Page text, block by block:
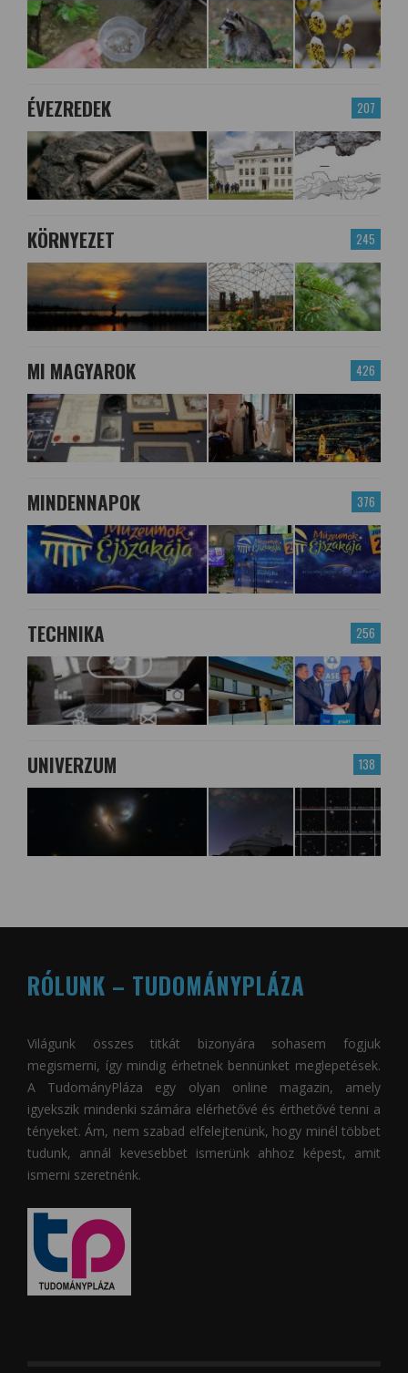
207
ÉVEZREDEK
245
KÖRNYEZET
426
MI MAGYAROK
376
MINDENNAPOK
256
TECHNIKA
138
UNIVERZUM
RÓLUNK – TUDOMÁNYPLÁZA
Világunk összes titkát bizonyára sohasem fogjuk
megismerni, így mindig érhetnek bennünket meglepetések.
A TudományPláza egy olyan online magazin, amely
igyekszik mindenki számára elérhetővé és érthetővé tenni a
tényeket. Ám, nem szabad elfelejtenünk, hogy minél többet
tudunk, annál kevesebbet ismerünk ahhoz képest, amit
ismerni szeretnénk.